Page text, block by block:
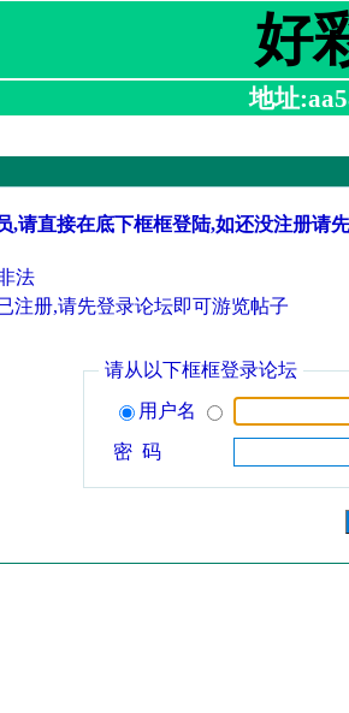
好
地址
,请直接在底下框框登陆,如还没注册请
法
注册,请先登录论坛即可游览帖子
请从以下框框登录论坛
用户名
密 码